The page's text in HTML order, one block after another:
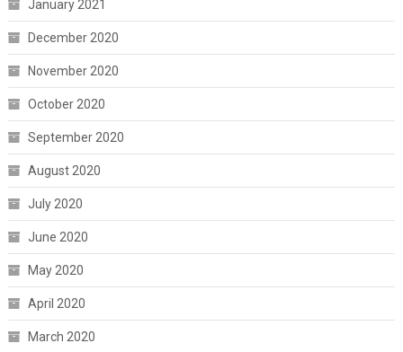
January 2021
December 2020
November 2020
October 2020
September 2020
August 2020
July 2020
June 2020
May 2020
April 2020
March 2020